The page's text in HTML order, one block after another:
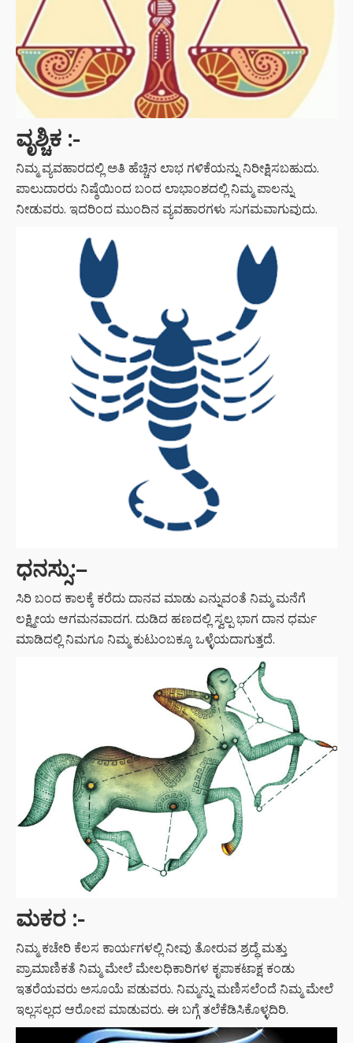
ವೃಶ್ಚಿಕ :-
ನಿಮ್ಮ ವ್ಯವಹಾರದಲ್ಲಿ ಅತಿ ಹೆಚ್ಚಿನ ಲಾಭ ಗಳಿಕೆಯನ್ನು ನಿರೀಕ್ಷಿಸಬಹುದು.
ಪಾಲುದಾರರು ನಿಷ್ಠೆಯಿಂದ ಬಂದ ಲಾಭಾಂಶದಲ್ಲಿ ನಿಮ್ಮ ಪಾಲನ್ನು
ನೀಡುವರು. ಇದರಿಂದ ಮುಂದಿನ ವ್ಯವಹಾರಗಳು ಸುಗಮವಾಗುವುದು.
ಧನಸ್ಸು:–
ಸಿರಿ ಬಂದ ಕಾಲಕ್ಕೆ ಕರೆದು ದಾನವ ಮಾಡು ಎನ್ನುವಂತೆ ನಿಮ್ಮ ಮನೆಗೆ
ಲಕ್ಷ್ಮೀಯ ಆಗಮನವಾದಗ. ದುಡಿದ ಹಣದಲ್ಲಿ ಸ್ವಲ್ಪ ಭಾಗ ದಾನ ಧರ್ಮ
ಮಾಡಿದಲ್ಲಿ ನಿಮಗೂ ನಿಮ್ಮ ಕುಟುಂಬಕ್ಕೂ ಒಳ್ಳೆಯದಾಗುತ್ತದೆ.
ಮಕರ :-
ನಿಮ್ಮ ಕಚೇರಿ ಕೆಲಸ ಕಾರ್ಯಗಳಲ್ಲಿ ನೀವು ತೋರುವ ಶ್ರದ್ಧೆ ಮತ್ತು
ಪ್ರಾಮಾಣಿಕತೆ ನಿಮ್ಮ ಮೇಲೆ ಮೇಲಧಿಕಾರಿಗಳ ಕೃಪಾಕಟಾಕ್ಷ ಕಂಡು
ಇತರೆಯವರು ಅಸೂಯೆ ಪಡುವರು. ನಿಮ್ಮನ್ನು ಮಣಿಸಲೆಂದೆ ನಿಮ್ಮ ಮೇಲೆ
ಇಲ್ಲಸಲ್ಲದ ಆರೋಪ ಮಾಡುವರು. ಈ ಬಗ್ಗೆ ತಲೆಕೆಡಿಸಿಕೊಳ್ಳದಿರಿ.